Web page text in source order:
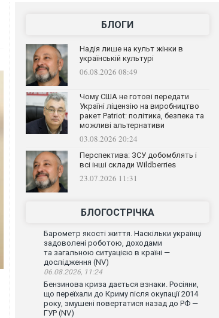
БЛОГИ
Надія лише на культ жінки в
українській культурі
06.08.2026 08:49
Чому США не готові передати
Україні ліцензію на виробництво
ракет Patriot: політика, безпека та
можливі альтернативи
03.08.2026 20:24
Перспектива: ЗСУ добомблять і
всі інші склади Wildberries
23.07.2026 11:31
БЛОГОСТРІЧКА
Барометр якості життя. Наскільки українці
задоволені роботою, доходами
та загальною ситуацією в країні —
дослідження (NV)
06.08.2026, 11:24
Бензинова криза дається взнаки. Росіяни,
що переїхали до Криму після окупації 2014
року, змушені повертатися назад до РФ —
ГУР (NV)